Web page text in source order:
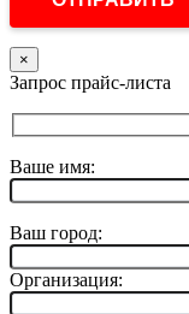
×
Запрос прайс-листа
Ваше имя:
Ваш город:
Организация: